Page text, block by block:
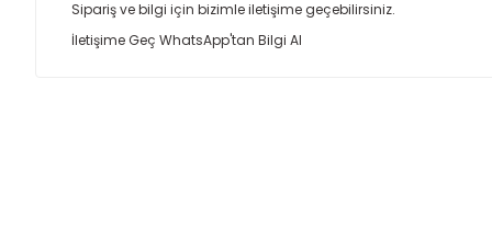
Sipariş ve bilgi için bizimle iletişime geçebilirsiniz.
İletişime Geç WhatsApp'tan Bilgi Al